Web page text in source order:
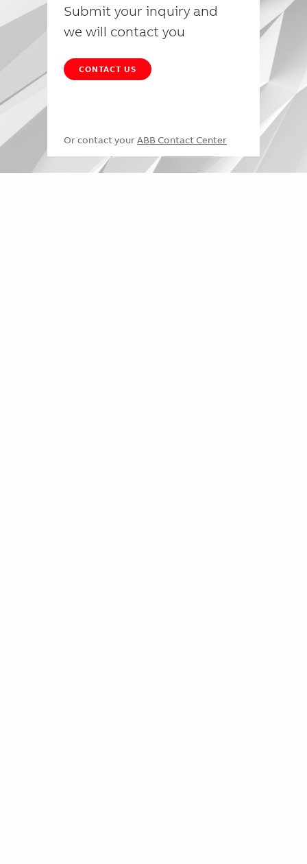
Submit your inquiry and
we will contact you
CONTACT US
Or contact your ABB Contact Center